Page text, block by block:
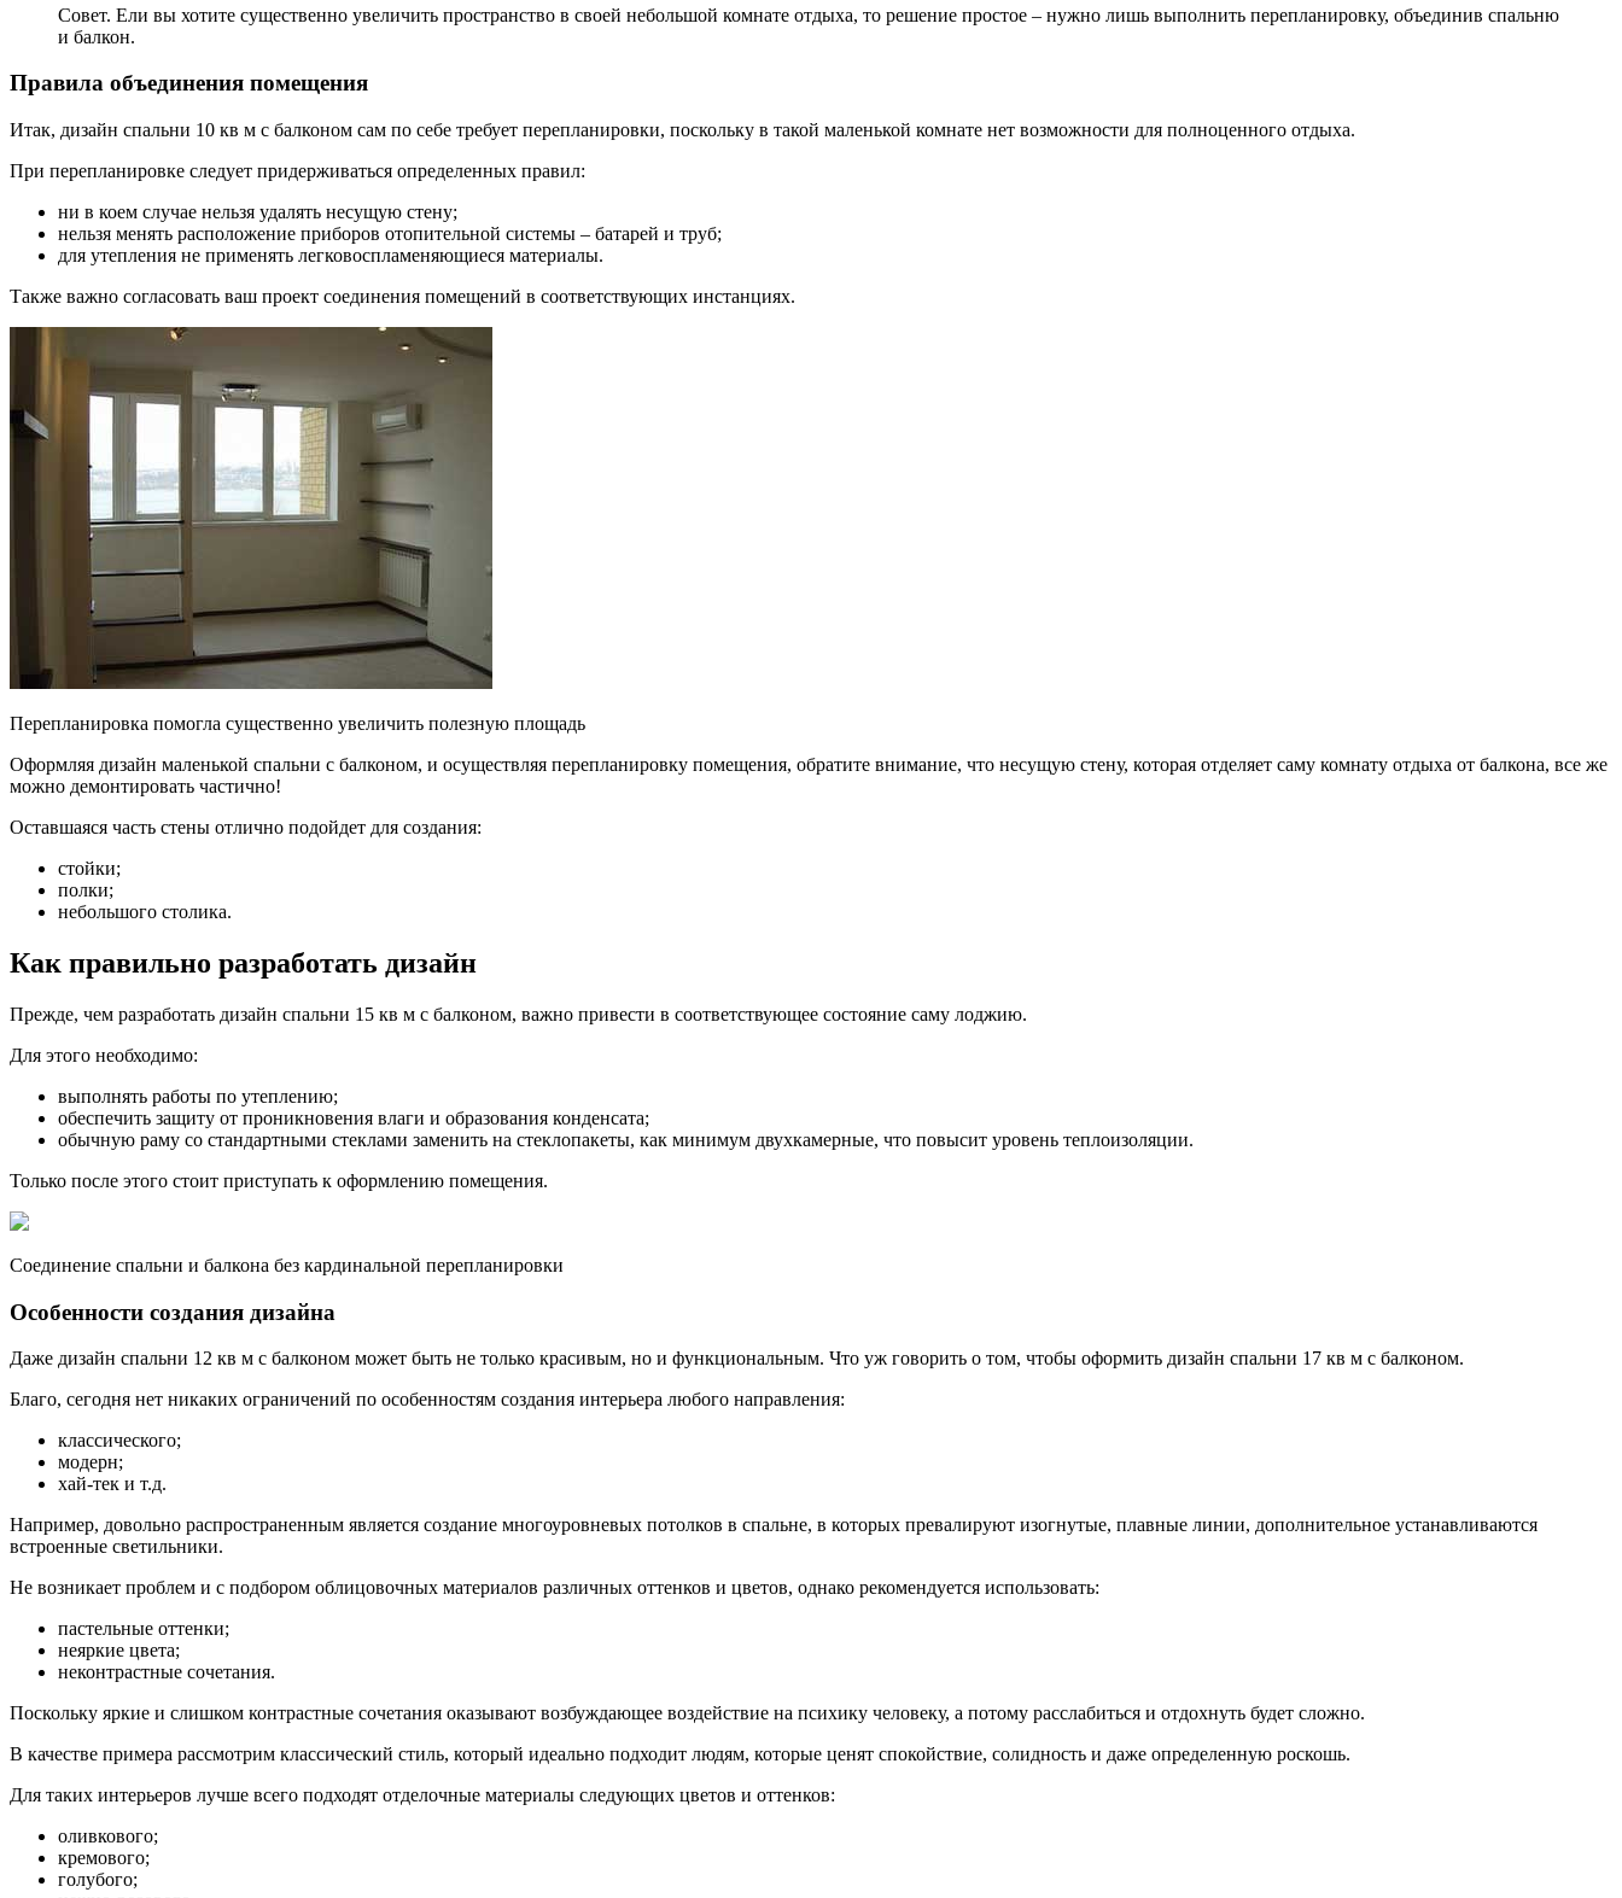
Совет. Ели вы хотите существенно увеличить пространство в своей небольшой комнате отдыха, то решение простое – нужно лишь выполнить перепланировку, объединив спальню
и балкон.
Правила объединения помещения
Итак, дизайн спальни 10 кв м с балконом сам по себе требует перепланировки, поскольку в такой маленькой комнате нет возможности для полноценного отдыха.
При перепланировке следует придерживаться определенных правил:
ни в коем случае нельзя удалять несущую стену;
нельзя менять расположение приборов отопительной системы – батарей и труб;
для утепления не применять легковоспламеняющиеся материалы.
Также важно согласовать ваш проект соединения помещений в соответствующих инстанциях.
Перепланировка помогла существенно увеличить полезную площадь
Оформляя дизайн маленькой спальни с балконом, и осуществляя перепланировку помещения, обратите внимание, что несущую стену, которая отделяет саму комнату отдыха от балкона, все же
можно демонтировать частично!
Оставшаяся часть стены отлично подойдет для создания:
стойки;
полки;
небольшого столика.
Как правильно разработать дизайн
Прежде, чем разработать дизайн спальни 15 кв м с балконом, важно привести в соответствующее состояние саму лоджию.
Для этого необходимо:
выполнять работы по утеплению;
обеспечить защиту от проникновения влаги и образования конденсата;
обычную раму со стандартными стеклами заменить на стеклопакеты, как минимум двухкамерные, что повысит уровень теплоизоляции.
Только после этого стоит приступать к оформлению помещения.
Соединение спальни и балкона без кардинальной перепланировки
Особенности создания дизайна
Даже дизайн спальни 12 кв м с балконом может быть не только красивым, но и функциональным. Что уж говорить о том, чтобы оформить дизайн спальни 17 кв м с балконом.
Благо, сегодня нет никаких ограничений по особенностям создания интерьера любого направления:
классического;
модерн;
хай-тек и т.д.
Например, довольно распространенным является создание многоуровневых потолков в спальне, в которых превалируют изогнутые, плавные линии, дополнительное устанавливаются
встроенные светильники.
Не возникает проблем и с подбором облицовочных материалов различных оттенков и цветов, однако рекомендуется использовать:
пастельные оттенки;
неяркие цвета;
неконтрастные сочетания.
Поскольку яркие и слишком контрастные сочетания оказывают возбуждающее воздействие на психику человеку, а потому расслабиться и отдохнуть будет сложно.
В качестве примера рассмотрим классический стиль, который идеально подходит людям, которые ценят спокойствие, солидность и даже определенную роскошь.
Для таких интерьеров лучше всего подходят отделочные материалы следующих цветов и оттенков:
оливкового;
кремового;
голубого;